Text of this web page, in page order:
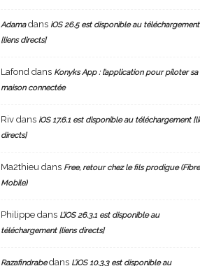
Adamadans iOS 26.5 est disponible au téléchargement
[liens directs]
Lafond dans Konyks App : l’application pour piloter sa
maison connectée
Rivdans iOS 17.6.1 est disponible au téléchargement
directs]
Ma2thieu dans Free, retour chez le fils prodigue
Mobile)
Philippedans L’iOS 26.3.1 est disponible au
téléchargement [liens directs]
Razafindrabedans L’iOS 10.3.3 est disponible au